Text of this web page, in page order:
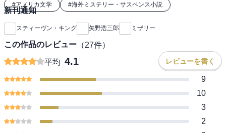
#アメリカ文学 #海外ミステリー・サスペンス小説
新刊通知
スティーヴン・キング 矢野浩三郎 ミザリー
この作品のレビュー （27件）
平均 4.1 レビューを書く
9
10
3
2